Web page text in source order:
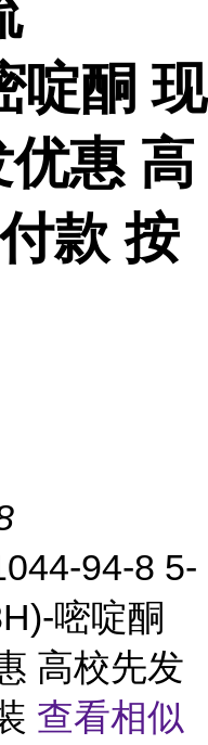
啶酮 现
惠 高
款 按
94-8 5-
嘧啶酮
高校先发
查看相似